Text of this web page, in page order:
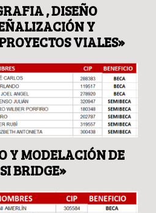
, DISEÑO
Y
VIALES»
Y MODELACIÓN DE
BRIDGE»